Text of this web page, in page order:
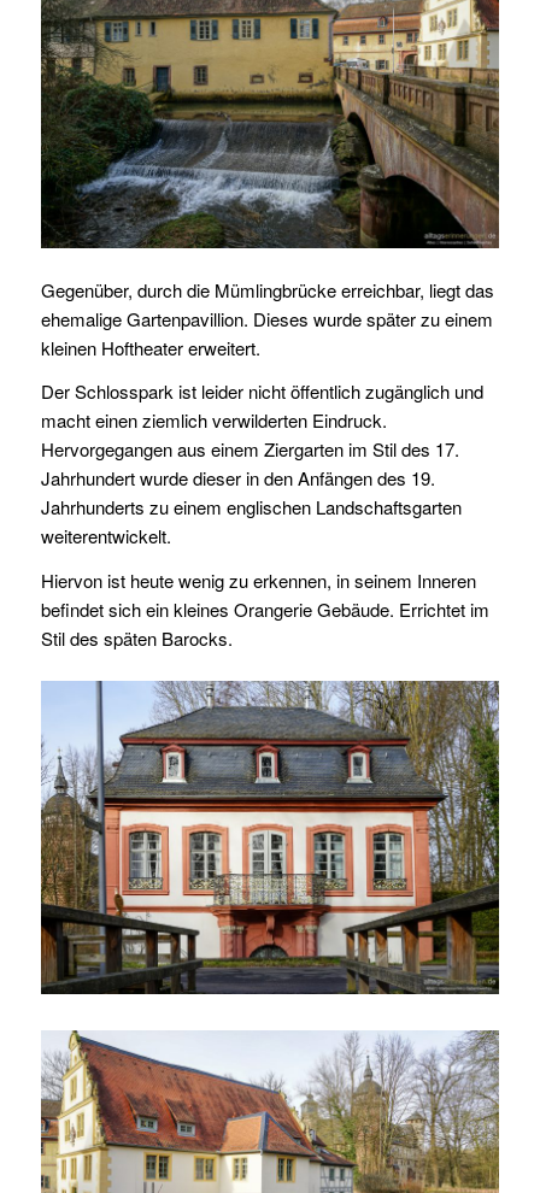
Gegenüber, durch die Mümlingbrücke erreichbar, liegt das
ehemalige Gartenpavillion. Dieses wurde später zu einem
kleinen Hoftheater erweitert.
Der Schlosspark ist leider nicht öffentlich zugänglich und
macht einen ziemlich verwilderten Eindruck.
Hervorgegangen aus einem Ziergarten im Stil des 17.
Jahrhundert wurde dieser in den Anfängen des 19.
Jahrhunderts zu einem englischen Landschaftsgarten
weiterentwickelt.
Hiervon ist heute wenig zu erkennen, in seinem Inneren
befindet sich ein kleines Orangerie Gebäude. Errichtet im
Stil des späten Barocks.